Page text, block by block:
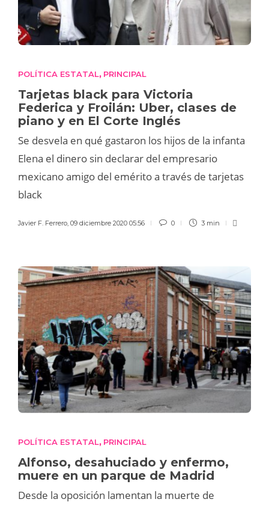
POLÍTICA ESTATAL, PRINCIPAL
Tarjetas black para Victoria
Federica y Froilán: Uber, clases de
piano y en El Corte Inglés
Se desvela en qué gastaron los hijos de la infanta
Elena el dinero sin declarar del empresario
mexicano amigo del emérito a través de tarjetas
black
Javier F. Ferrero 09 diciembre 2020 05:56 0 3 min
POLÍTICA ESTATAL, PRINCIPAL
Alfonso, desahuciado y enfermo,
muere en un parque de Madrid
Desde la oposición lamentan la muerte de